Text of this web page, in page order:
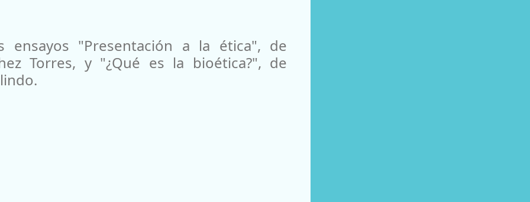
ensayos "Presentación a la ética", de
Torres, y "¿Qué es la bioética?", de